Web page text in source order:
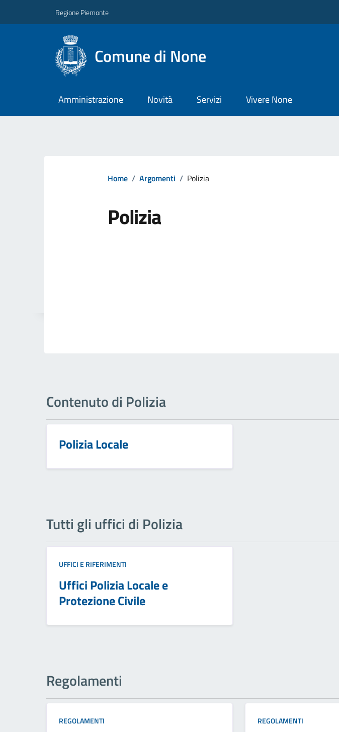
Regione Piemonte
Comune di None
Amministrazione Novità Servizi Vivere None
Home / Argomenti / Polizia
Polizia
Contenuto di Polizia
Polizia Locale
Tutti gli uffici di Polizia
UFFICI E RIFERIMENTI
Uffici Polizia Locale e
Protezione Civile
Regolamenti
REGOLAMENTI REGOLAMENTI